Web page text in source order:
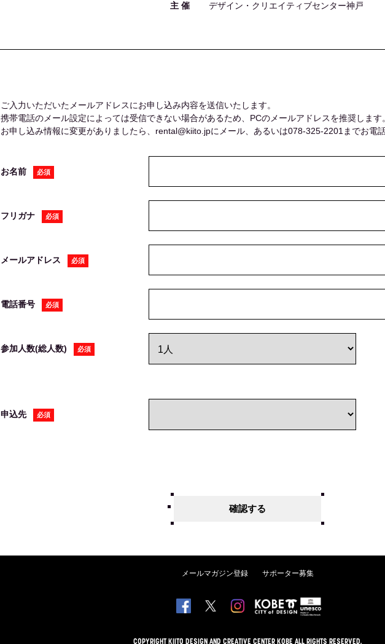
主 催
デザイン・クリエイティブセンター神戸
ご入力いただいたメールアドレスにお申し込み内容を送信いたします。
携帯電話のメール設定によっては受信できない場合があるため、PCのメールアドレスを推奨します。
お申し込み情報に変更がありましたら、rental@kiito.jpにメール、あるいは078-325-2201までお電話
お名前 必須
フリガナ 必須
メールアドレス 必須
電話番号 必須
参加人数(総人数) 必須
申込先 必須
メールマガジン登録 サポーター募集
COPYRIGHT KIITO DESIGN AND CREATIVE CENTER KOBE ALL RIGHTS RESERVED.